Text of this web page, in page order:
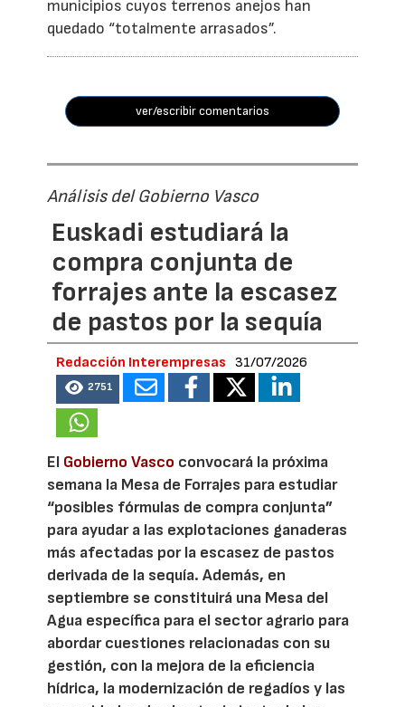
municipios cuyos terrenos anejos han
quedado “totalmente arrasados”.
ver/escribir comentarios
Análisis del Gobierno Vasco
Euskadi estudiará la
compra conjunta de
forrajes ante la escasez
de pastos por la sequía
Redacción Interempresas 31/07/2026
2751
El Gobierno Vasco convocará la próxima
semana la Mesa de Forrajes para estudiar
“posibles fórmulas de compra conjunta”
para ayudar a las explotaciones ganaderas
más afectadas por la escasez de pastos
derivada de la sequía. Además, en
septiembre se constituirá una Mesa del
Agua específica para el sector agrario para
abordar cuestiones relacionadas con su
gestión, con la mejora de la eficiencia
hídrica, la modernización de regadíos y las